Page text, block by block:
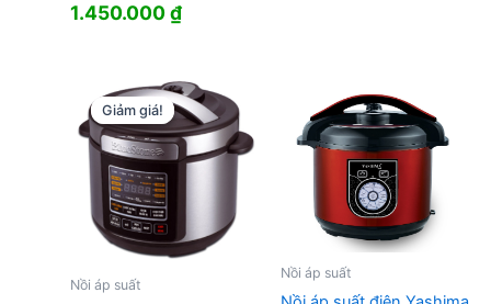
1.450.000₫
Giảm giá!
Giảm giá!
Nồi áp suất
Nồi áp suất